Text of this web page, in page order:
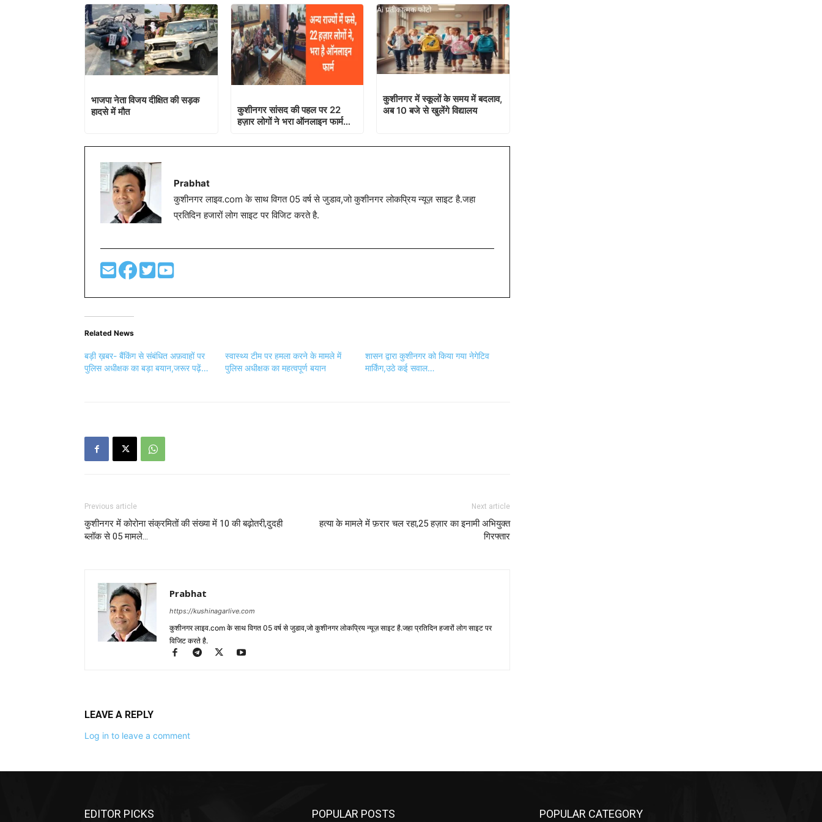
भाजपा नेता विजय दीक्षित की सड़क
हादसे में मौत
कुशीनगर सांसद की पहल पर 22
हज़ार लोगों ने भरा ऑनलाइन फार्म…
कुशीनगर में स्कूलों के समय में बदलाव,
अब 10 बजे से खुलेंगे विद्यालय
Prabhat
कुशीनगर लाइव.com के साथ विगत 05 वर्ष से जुडाव,जो कुशीनगर लोकप्रिय न्यूज़ साइट है.जहा
प्रतिदिन हजारों लोग साइट पर विजिट करते है.
Related News
बड़ी ख़बर- बैंकिंग से संबंधित अफ़वाहों पर
पुलिस अधीक्षक का बड़ा बयान,जरूर पढ़ें…
स्वास्थ्य टीम पर हमला करने के मामले में
पुलिस अधीक्षक का महत्वपूर्ण बयान
शासन द्वारा कुशीनगर को किया गया नेगेटिव
मार्किंग,उठे कई सवाल…
Previous article
कुशीनगर में कोरोना संक्रमितों की संख्या में 10 की बढ़ोतरी,दुदही
ब्लॉक से 05 मामले…
Next article
हत्या के मामले में फ़रार चल रहा,25 हज़ार का इनामी अभियुक्त
गिरफ्तार
Prabhat
https://kushinagarlive.com
कुशीनगर लाइव.com के साथ विगत 05 वर्ष से जुडाव,जो कुशीनगर लोकप्रिय न्यूज़ साइट है.जहा प्रतिदिन हजारों लोग साइट पर
विजिट करते है.
LEAVE A REPLY
Log in to leave a comment
EDITOR PICKS POPULAR POSTS POPULAR CATEGORY